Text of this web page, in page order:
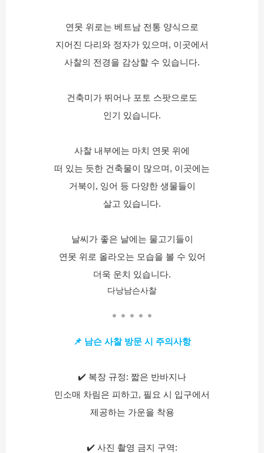
연못 위로는 베트남 전통 양식으로
지어진 다리와 정자가 있으며, 이곳에서
사찰의 전경을 감상할 수 있습니다.
건축미가 뛰어나 포토 스팟으로도
인기 있습니다.
사찰 내부에는 마치 연못 위에
떠 있는 듯한 건축물이 많으며, 이곳에는
거북이, 잉어 등 다양한 생물들이
살고 있습니다.
날씨가 좋은 날에는 물고기들이
연못 위로 올라오는 모습을 볼 수 있어
더욱 운치 있습니다.
다낭남슨사찰
📌 남슨 사찰 방문 시 주의사항
✔️ 복장 규정: 짧은 반바지나
민소매 차림은 피하고, 필요 시 입구에서
제공하는 가운을 착용
✔️ 사진 촬영 금지 구역: